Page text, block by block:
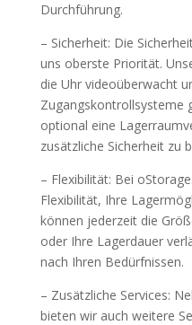
Durchführung.
– Sicherheit: Die
uns oberste Priorität.
die Uhr videoüberwacht
Zugangskontrollsysteme
optional eine
zusätzliche Sicherheit zu
– Flexibilität: Bei
Flexibilität, Ihre
können jederzeit die
oder Ihre Lagerdauer
nach Ihren Bedürfnissen.
– Zusätzliche Services:
bieten wir auch weitere